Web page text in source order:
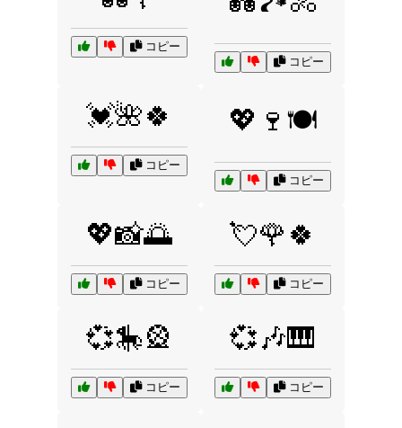
コピー
コピー
💓🌺🍀
コピー
💖🍷🍽️
コピー
💖📸🌅
コピー
💘🌹🍀
コピー
💞🎠🎡
コピー
💞🎶🎹
コピー